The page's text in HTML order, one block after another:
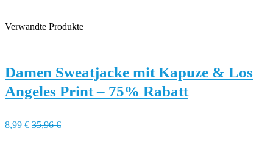
Verwandte Produkte
Damen Sweatjacke mit Kapuze & Los
Angeles Print – 75% Rabatt
8,99 € 35,96 €